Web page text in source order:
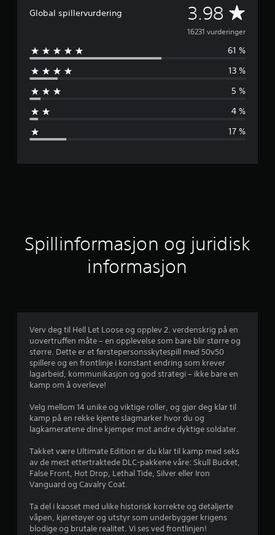
Global spillervurdering 3.98 G
j
e
n
n
o
s
t
i
g
v
u
e
r
n
16231 vurderinger
61 %
13 %
5 %
4 %
17 %
Spillinformasjon og juridisk
informasjon
Verv deg til Hell Let Loose og opplev 2. verdenskrig på en
uovertruffen måte – en opplevelse som bare blir større og
større. Dette er et førstepersonsskytespill med 50v50
spillere og en frontlinje i konstant endring som krever
lagarbeid, kommunikasjon og god strategi – ikke bare en
kamp om å overleve!
Velg mellom 14 unike og viktige roller, og gjør deg klar til
kamp på en rekke kjente slagmarker hvor du og
lagkameratene dine kjemper mot andre dyktige soldater.
Takket være Ultimate Edition er du klar til kamp med seks
av de mest ettertraktede DLC-pakkene våre: Skull Bucket,
False Front, Hot Drop, Lethal Tide, Silver eller Iron
Vanguard og Cavalry Coat.
Ta del i kaoset med ulike historisk korrekte og detaljerte
våpen, kjøretøyer og utstyr som underbygger krigens
blodige og brutale realitet. Vi ses ved frontlinjen!